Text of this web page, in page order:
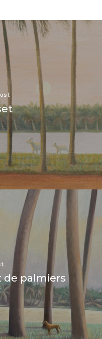
de palmiers